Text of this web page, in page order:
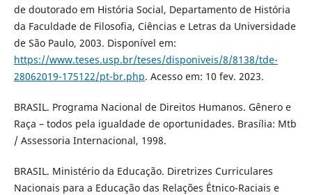
de doutorado em História Social, Departamento de História
da Faculdade de Filosofia, Ciências e Letras da Universidade
de São Paulo, 2003. Disponível em:
https://www.teses.usp.br/teses/disponiveis/8/8138/tde-
28062019-175122/pt-br.php. Acesso em: 10 fev. 2023.
BRASIL. Programa Nacional de Direitos Humanos. Gênero e
Raça – todos pela igualdade de oportunidades. Brasília: Mtb
/ Assessoria Internacional, 1998.
BRASIL. Ministério da Educação. Diretrizes Curriculares
Nacionais para a Educação das Relações Étnico-Raciais e